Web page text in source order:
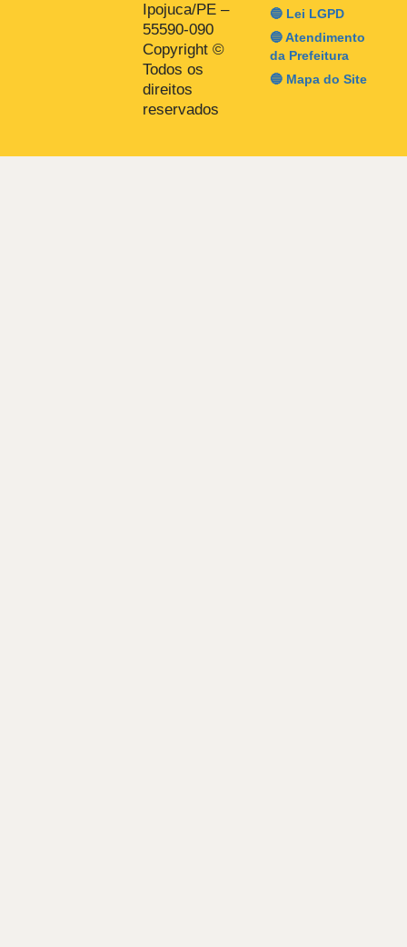
Ipojuca/PE –
55590-090
Copyright ©
Todos os
direitos
reservados
🔵 Lei LGPD
🔵 Atendimento
da Prefeitura
🔵 Mapa do Site